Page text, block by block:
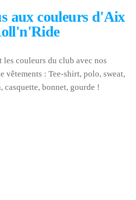
aux couleurs d'Aix
les couleurs du club avec nos
vêtements : Tee-shirt, polo, sweat,
casquette, bonnet, gourde !